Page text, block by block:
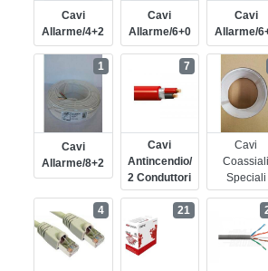
Cavi
Allarme/4+2
Cavi
Allarme/6+0
Cavi
Allarme/
Cavi
Allarme/8+2
1
Cavi
Antincendio/
2 Conduttori
7
Cavi
Coassiali
Speciali
4 21